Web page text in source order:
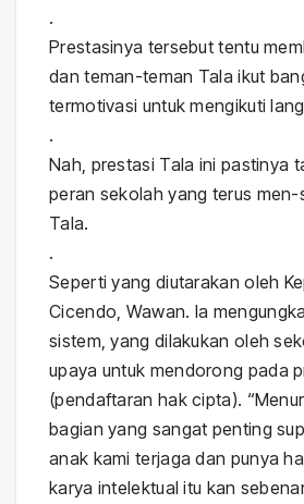
.
Prestasinya tersebut tentu
dan teman-teman Tala ikut
termotivasi untuk mengikuti
.
Nah, prestasi Tala ini pastinya
peran sekolah yang terus
Tala.
.
Seperti yang diutarakan oleh
Cicendo, Wawan. Ia
sistem, yang dilakukan oleh
upaya untuk mendorong pada
(pendaftaran hak cipta).
bagian yang sangat penting
anak kami terjaga dan punya
karya intelektual itu kan